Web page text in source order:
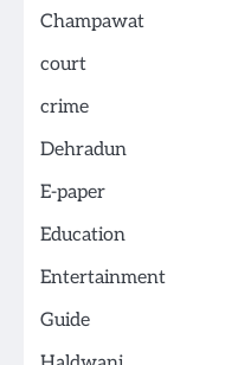
Champawat
court
crime
Dehradun
E-paper
Education
Entertainment
Guide